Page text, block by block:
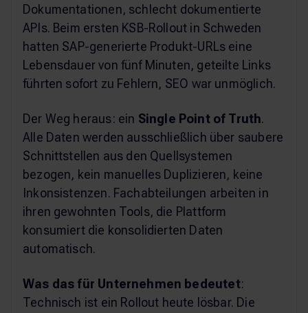
Dokumentationen, schlecht dokumentierte
APIs. Beim ersten KSB-Rollout in Schweden
hatten SAP-generierte Produkt-URLs eine
Lebensdauer von fünf Minuten, geteilte Links
führten sofort zu Fehlern, SEO war unmöglich.
Der Weg heraus: ein Single Point of Truth.
Alle Daten werden ausschließlich über saubere
Schnittstellen aus den Quellsystemen
bezogen, kein manuelles Duplizieren, keine
Inkonsistenzen. Fachabteilungen arbeiten in
ihren gewohnten Tools, die Plattform
konsumiert die konsolidierten Daten
automatisch.
Was das für Unternehmen bedeutet:
Technisch ist ein Rollout heute lösbar. Die